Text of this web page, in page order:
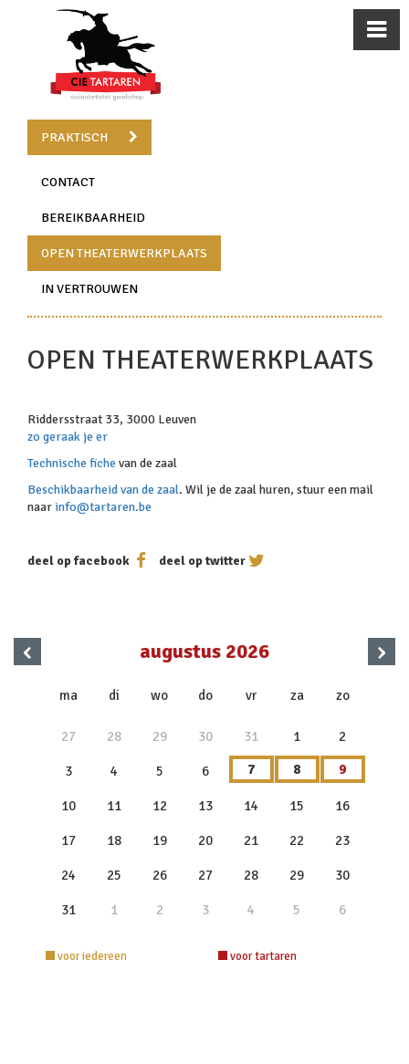
PRAKTISCH
CONTACT
BEREIKBAARHEID
OPEN THEATERWERKPLAATS
IN VERTROUWEN
OPEN THEATERWERKPLAATS
Riddersstraat 33, 3000 Leuven
zo geraak je er
Technische fiche van de zaal
Beschikbaarheid van de zaal. Wil je de zaal huren, stuur een mail
naarinfo@tartaren.be
deel op facebook deel op twitter
‹ augustus 2026
ma di wo do vr za zo
27 28 29 30 31 1 2
3 4 5 6 7 8 9
10 11 12 13 14 15 16
17 18 19 20 21 22 23
24 25 26 27 28 29 30
31 1 2 3 4 5 6
›
voor iedereen voor tartaren